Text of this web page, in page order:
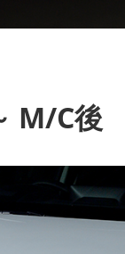
M/C後